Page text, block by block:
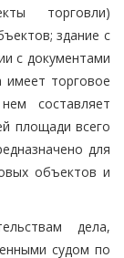
торговли)
здание с
с документами
имеет торговое
составляет
площади всего
для
объектов и
дела,
судом по